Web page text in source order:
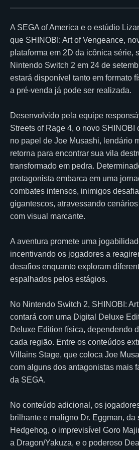
A SEGA of America e o estúdio
que SHINOBI: Art of Vengeance,
plataforma em 2D da icônica série,
Nintendo Switch 2 em 24 de
estará disponível tanto em formato
a pré-venda já pode ser realizada.
Desenvolvido pela equipe
Streets of Rage 4, o novo SHINOBI
no papel de Joe Musashi, lendário
retorna para encontrar sua vila
transformado em pedra.
protagonista embarca em uma
combates intensos, inimigos
gigantescos, atravessando
com visual marcante.
A aventura promete uma
incentivando os jogadores a
desafios enquanto exploram
espalhados pelos estágios.
No Nintendo Switch 2, SHINOBI:
contará com uma Digital Deluxe
Deluxe Edition física, dependendo
cada região. Entre os conteúdos
Villains Stage, que coloca Joe
com alguns dos antagonistas mais
da SEGA.
No conteúdo adicional, os
brilhante e maligno Dr. Eggman, da
Hedgehog, o imprevisível Goro
a Dragon/Yakuza, e o poderoso